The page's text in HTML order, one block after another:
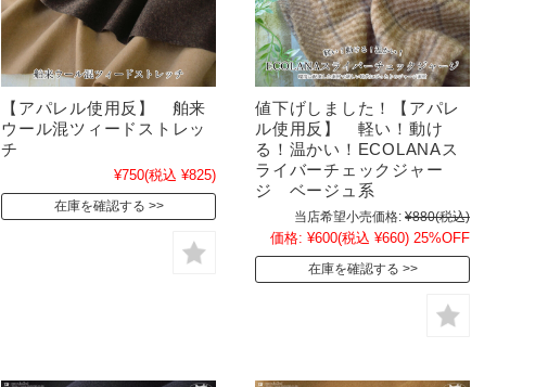
【アパレル使用反】 舶来
ウール混ツィードストレッ
チ
¥750(税込 ¥825)
在庫を確認する
値下げしました！【アパレ
ル使用反】 軽い！動け
る！温かい！ECOLANAス
ライバーチェックジャー
ジ ベージュ系
当店希望小売価格: ¥880(税込)
価格: ¥600(税込 ¥660) 25%OFF
在庫を確認する